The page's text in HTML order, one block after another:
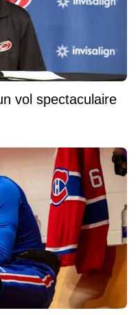
vol spectaculaire